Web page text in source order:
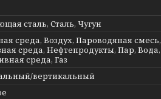
сталь, Сталь, Чугун
среда, Воздух, Пароводяная смесь,
среда, Нефтепродукты, Пар, Вода,
среда, Газ
вертикальный